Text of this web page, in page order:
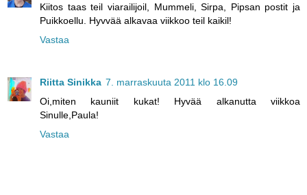
Kiitos taas teil viarailijoil, Mummeli, Sirpa, Pipsan postit ja
Puikkoellu. Hyvvää alkavaa viikkoo teil kaikil!
Vastaa
Riitta Sinikka 7. marraskuuta 2011 klo 16.09
Oi,miten kauniit kukat! Hyvää alkanutta viikkoa
Sinulle,Paula!
Vastaa